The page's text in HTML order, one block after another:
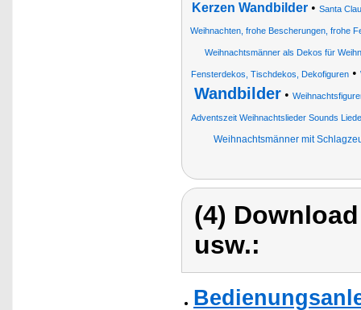
Kerzen Wandbilder • Santa
Weihnachten, frohe Bescherungen, frohe
Weihnachtsmänner als Dekos für
Fensterdekos, Tischdekos, Dekofiguren•
Wandbilder •
Adventszeit Weihnachtslieder Sounds
Weihnachtsmänner mit
(4)
usw.: